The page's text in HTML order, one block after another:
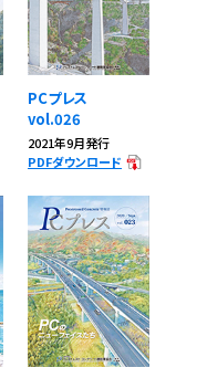
PCプレス
vol.026
2021年9月発行
PDFダウンロード